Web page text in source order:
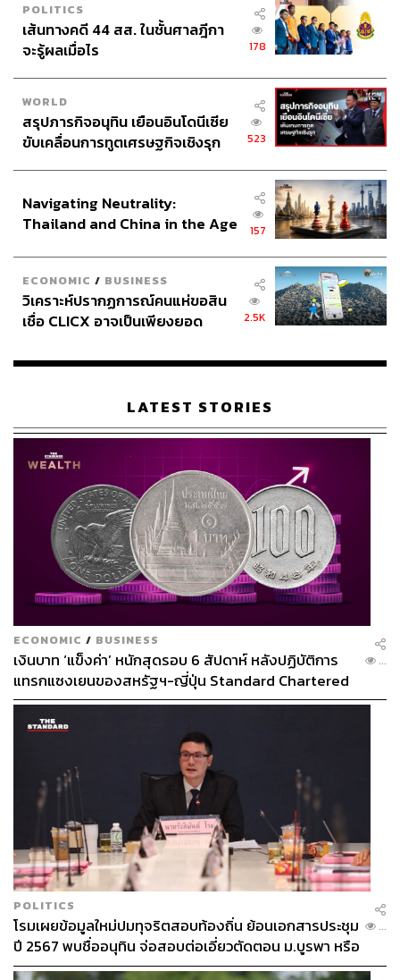
POLITICS
เส้นทางคดี 44 สส. ในชั้นศาลฎีกา
จะรู้ผลเมื่อไร
178
WORLD
สรุปภารกิจอนุทิน เยือนอินโดนีเซีย
ขับเคลื่อนการทูตเศรษฐกิจเชิงรุก
523
Navigating Neutrality:
Thailand and China in the Age
157
ECONOMIC / BUSINESS
วิเคราะห์ปรากฏการณ์คนแห่ขอสิน
เชื่อ CLICX อาจเป็นเพียงยอด
เรือนไทยที่ถูกซุกไว้
2.5K
LATEST STORIES
ECONOMIC / BUSINESS
เงินบาท ‘แข็งค่า’ หนักสุดรอบ 6 สัปดาห์ หลังปฏิบัติการ
แทรกแซงเยนของสหรัฐฯ-ญี่ปุ่น Standard Chartered
เปิดเป้าสิ้นปีนี้จ่อแข็งต่อแตะ 32.50 บาทต่อดอลลาร์
...
POLITICS
โรมเผยข้อมูลใหม่ปมทุจริตสอบท้องถิ่น ย้อนเอกสารประชุม
ปี 2567 พบชื่ออนุทิน จ่อสอบต่อเอี่ยวตัดตอน ม.บูรพา หรือ
ไม่
...